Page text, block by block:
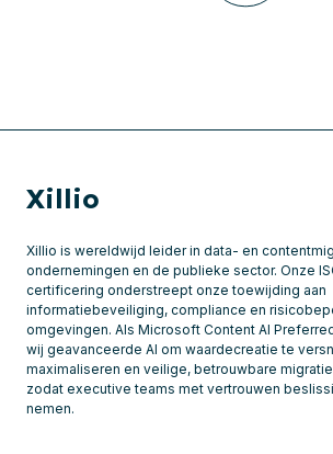
Xillio
Xillio is wereldwijd leider in data- en
ondernemingen en de publieke sector. Onze
certificering onderstreept onze toewijding aan
informatiebeveiliging, compliance en
omgevingen. Als Microsoft Content AI
wij geavanceerde AI om waardecreatie te
maximaliseren en veilige, betrouwbare
zodat executive teams met vertrouwen
nemen.